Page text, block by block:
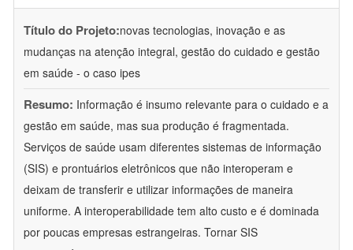
Título do Projeto:novas tecnologias, inovação e as
mudanças na atenção integral, gestão do cuidado e gestão
em saúde - o caso ipes
Resumo: Informação é insumo relevante para o cuidado e a
gestão em saúde, mas sua produção é fragmentada.
Serviços de saúde usam diferentes sistemas de informação
(SIS) e prontuários eletrônicos que não interoperam e
deixam de transferir e utilizar informações de maneira
uniforme. A interoperabilidade tem alto custo e é dominada
por poucas empresas estrangeiras. Tornar SIS